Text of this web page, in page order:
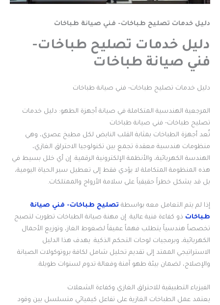
دليل خدمات تصليح طباخات- فني صيانة طباخات
دليل خدمات تصليح طباخات-
فني صيانة طباخات
دليل خدمات تصليح طباخات- فني صيانة طباخات
المرجعية الهندسية المتكاملة في صيانة أجهزة الطهو: دليل خدمات
تصليح طباخات- فني صيانة طباخات
تُعد أجهزة الطباخات بمثابة القلب النابض لكل مطبخ عصري، وهي
منظومات هندسية معقدة تجمع بين تكنولوجيا الاحتراق الغازي،
الهندسة الكهربائية، والأنظمة الإلكترونية الرقمية. إن أي خلل بسيط في
هذه المنظومة المتكاملة لا يؤدي فقط إلى تعطيل سير الحياة اليومية،
بل قد يشكل خطراً حقيقياً على سلامة الأرواح والممتلكات.
إذا لم يتم التعامل معه بواسطة تصليح طباخات- فني صيانة
طباخات ذو كفاءة فنية عالية. إن مهنة صيانة الطباخات تطورت لتصبح
تخصصاً هندسياً يتطلب فهماً عميقاً لضغوط الغاز، وتوزيع الأحمال
الكهربائية، وبرمجيات لوحات التحكم الذكية. يهدف هذا الدليل
الاستراتيجي الممتد إلى تقديم تحليل شامل لكافة بروتوكولات الصيانة
والإصلاح، لضمان بيئة طهو آمنة وفعالة تدوم لسنوات طويلة.
الفيزياء التطبيقية للاحتراق الغازي وكفاءة الشعلات
يعتمد عمل الطباخات الغازية على تفاعل كيميائي متسلسل بين وقود